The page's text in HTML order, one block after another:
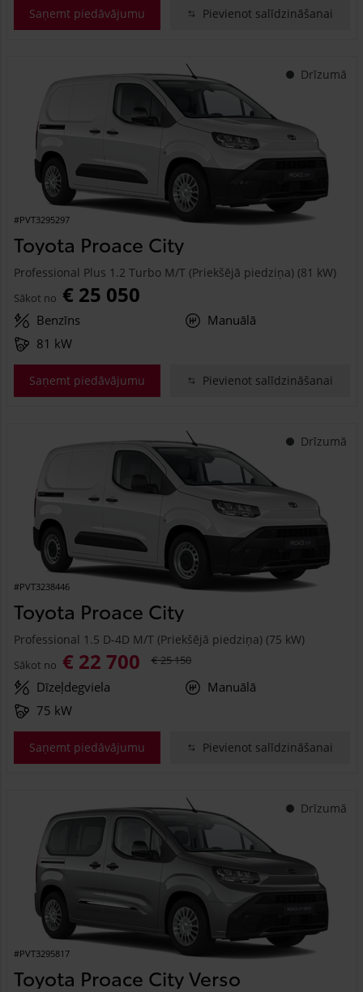
Saņemt piedāvājumu Pievienot salīdzināšanai
Drīzumā
#PVT3295297
Toyota Proace City
Professional Plus 1.2 Turbo M/T (Priekšējā piedziņa) (81 kW)
Sākot no € 25 050
Benzīns
Manuālā
81 kW
Saņemt piedāvājumu Pievienot salīdzināšanai
Drīzumā
#PVT3238446
Toyota Proace City
Professional 1.5 D-4D M/T (Priekšējā piedziņa) (75 kW)
Sākot no € 22 700 € 25 150
Dīzeļdegviela
Manuālā
75 kW
Saņemt piedāvājumu Pievienot salīdzināšanai
Drīzumā
#PVT3295817
Toyota Proace City Verso